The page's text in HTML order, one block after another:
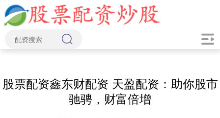
股票配资鑫东财配资 天盈配资：助你股市
驰骋，财富倍增